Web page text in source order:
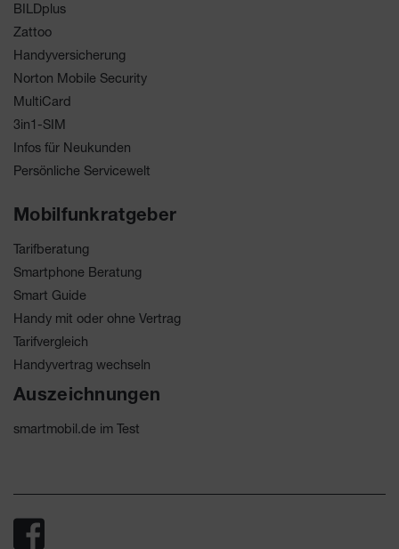
BILDplus
Zattoo
Handyversicherung
Norton Mobile Security
MultiCard
3in1-SIM
Infos für Neukunden
Persönliche Servicewelt
Mobilfunkratgeber
Tarifberatung
Smartphone Beratung
Smart Guide
Handy mit oder ohne Vertrag
Tarifvergleich
Handyvertrag wechseln
Auszeichnungen
smartmobil.de im Test